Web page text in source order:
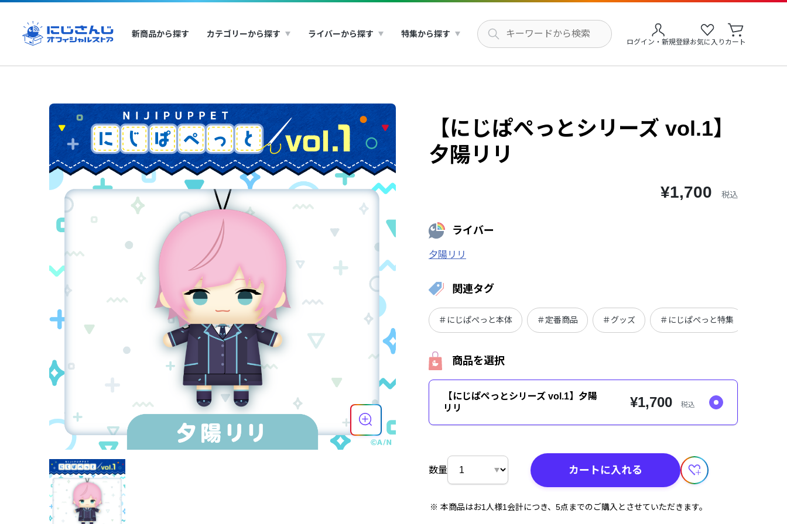
新商品から探す カテゴリーから探す ライバーから探す 特集から探す
ログイン・新規登録お気に入り カート
【にじぱぺっとシリーズ vol.1】
夕陽リリ
¥1,700 税込
ライバー
夕陽リリ
関連タグ
＃にじぱぺっと本体 ＃定番商品 ＃グッズ ＃にじぱぺっと特集
商品を選択
【にじぱぺっとシリーズ vol.1】夕陽
リリ
¥1,700 税込
数量 カートに入れる
本商品はお1人様1会計につき、5点までのご購入とさせていただきます。